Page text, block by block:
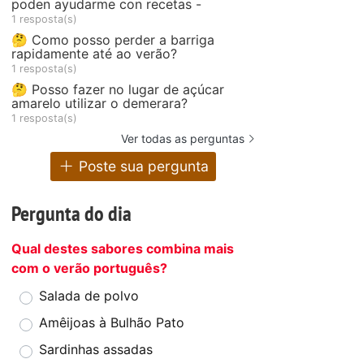
poden ayudarme con recetas -
1 resposta(s)
🤔 Como posso perder a barriga
rapidamente até ao verão?
1 resposta(s)
🤔 Posso fazer no lugar de açúcar
amarelo utilizar o demerara?
1 resposta(s)
Ver todas as perguntas
Poste sua pergunta
Pergunta do dia
Qual destes sabores combina mais
com o verão português?
Salada de polvo
Amêijoas à Bulhão Pato
Sardinhas assadas